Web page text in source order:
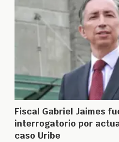
Fiscal Gabriel Jaimes
interrogatorio por
caso Uribe